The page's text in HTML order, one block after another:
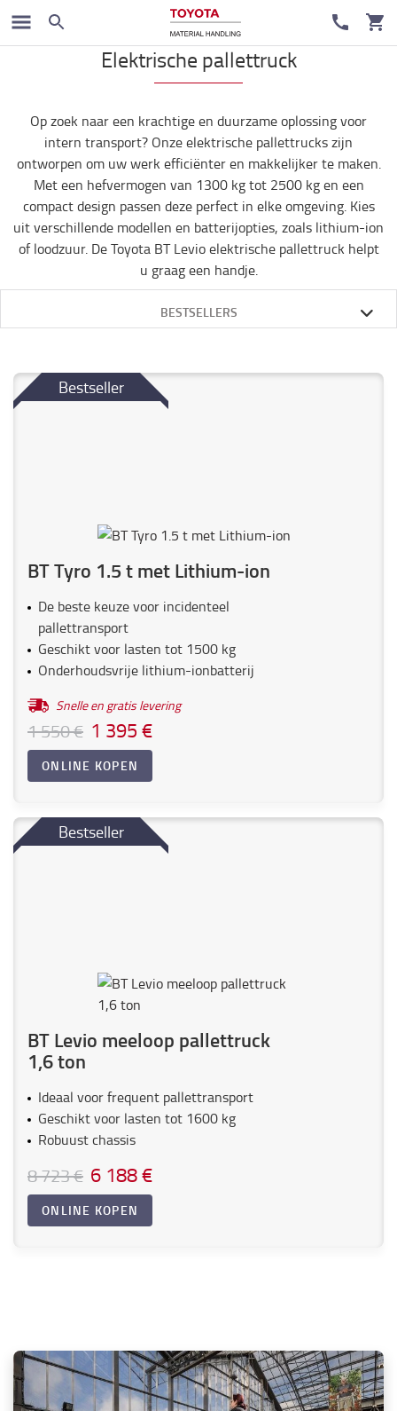
Magazijn en heftrucks
Elektrische pallettruck
Op zoek naar een krachtige en duurzame oplossing voor
intern transport? Onze elektrische pallettrucks zijn
ontworpen om uw werk efficiënter en makkelijker te maken.
Met een hefvermogen van 1300 kg tot 2500 kg en een
compact design passen deze perfect in elke omgeving. Kies
uit verschillende modellen en batterijopties, zoals lithium-ion
of loodzuur. De Toyota BT Levio elektrische pallettruck helpt
u graag een handje.
BESTSELLERS
Bestseller
BT Tyro 1.5 t met Lithium-ion
De beste keuze voor incidenteel
pallettransport
Geschikt voor lasten tot 1500 kg
Onderhoudsvrije lithium-ionbatterij
Snelle en gratis levering
1 550 € 1 395 €
ONLINE KOPEN
Bestseller
BT Levio meeloop pallettruck
1,6 ton
Ideaal voor frequent pallettransport
Geschikt voor lasten tot 1600 kg
Robuust chassis
8 723 € 6 188 €
ONLINE KOPEN